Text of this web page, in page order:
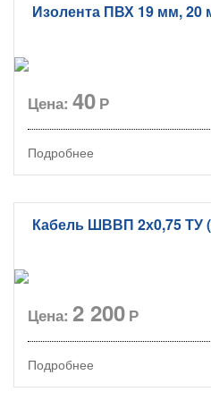
Изолента ПВХ 19 мм, 20
Цена: 40 Р
Подробнее
Кабель ШВВП 2х0,75 ТУ
Цена: 2 200 Р
Подробнее